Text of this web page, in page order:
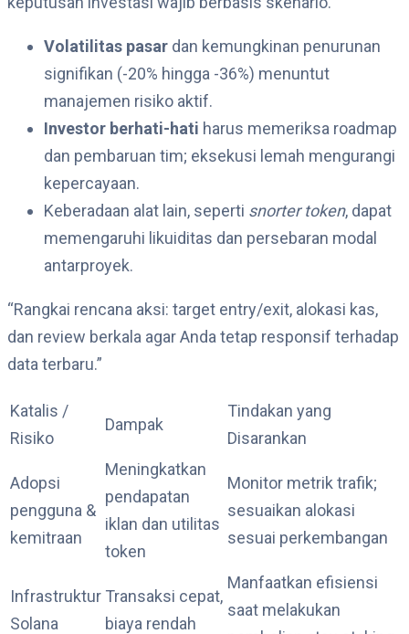
Volatilitas pasar dan kemungkinan penurunan
signifikan (-20% hingga -36%) menuntut
manajemen risiko aktif.
Investor berhati-hati harus memeriksa roadmap
dan pembaruan tim; eksekusi lemah mengurangi
kepercayaan.
Keberadaan alat lain, seperti snorter token, dapat
memengaruhi likuiditas dan persebaran modal
antarproyek.
“Rangkai rencana aksi: target entry/exit, alokasi kas,
dan review berkala agar Anda tetap responsif terhadap
data terbaru.”
Katalis /
Risiko
Dampak
Tindakan yang
Disarankan
Adopsi
pengguna &
kemitraan
Meningkatkan
pendapatan
iklan dan utilitas
token
Monitor metrik trafik;
sesuaikan alokasi
sesuai perkembangan
Infrastruktur
Solana
Transaksi cepat,
biaya rendah
Manfaatkan efisiensi
saat melakukan